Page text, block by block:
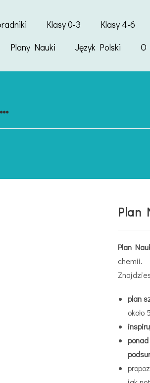
Klasy 0-3 Klasy 4-6
Plany Nauki Język Polski O
Plan
Plan
chemii.
plan
około